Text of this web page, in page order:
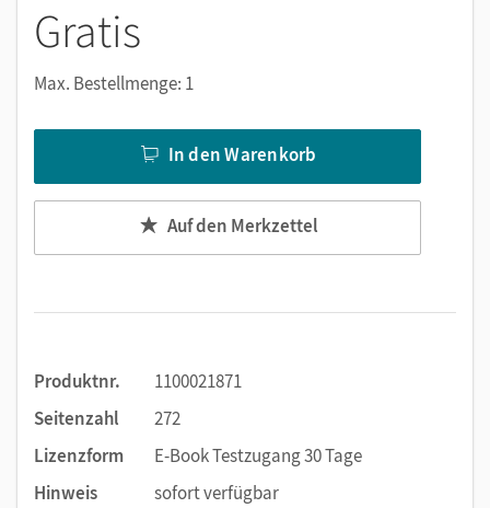
Notizen erstellen
Markierungen setzen
Suchen im Text
Zoomen
Gratis
Max. Bestellmenge: 1
In den Warenkorb
Auf den Merkzettel
Produktnr.
1100021871
Seitenzahl
272
Lizenzform
E-Book Testzugang 30 Tage
Hinweis
sofort verfügbar